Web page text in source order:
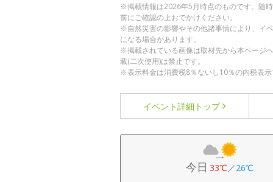
※掲載情報は2026年5月時点のものです。随
前にご確認の上おでかけください。
※自然災害の影響やその他諸事情により、イ
になる場合があります。
※掲載されている画像は取材先から本ページ
載(二次使用)は禁止です。
※表示料金は消費税8％ないし10％の内税表示
イベント詳細 トップ
今日 33℃／26℃